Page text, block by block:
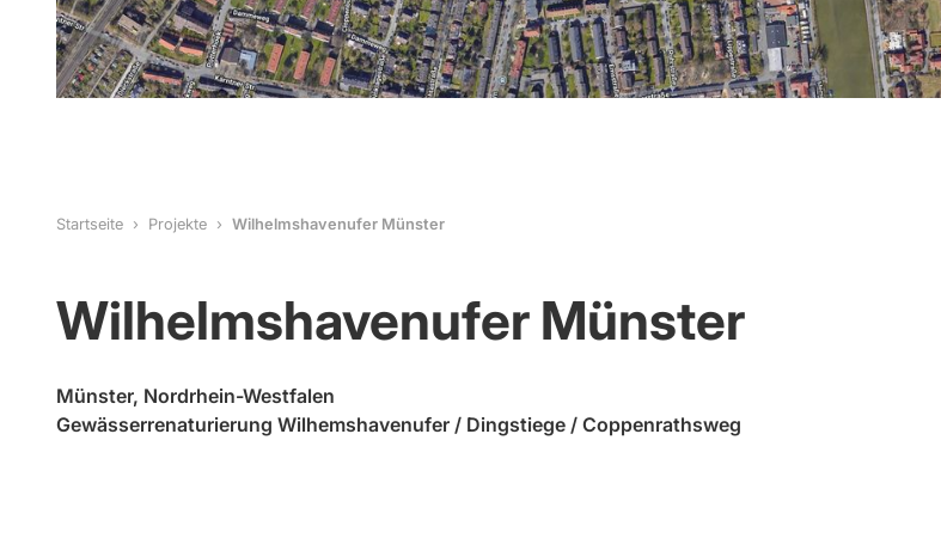
Startseite Projekte Wilhelmshavenufer Münster
Wilhelmshavenufer Münster
Münster, Nordrhein-Westfalen
Gewässerrenaturierung Wilhemshavenufer / Dingstiege / Coppenrathsweg